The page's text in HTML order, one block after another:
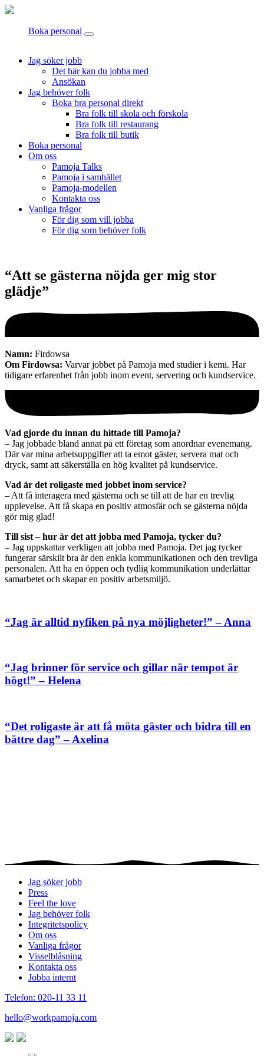
Boka personal
Jag söker jobb
Det här kan du jobba med
Ansökan
Jag behöver folk
Boka bra personal direkt
Bra folk till skola och förskola
Bra folk till restaurang
Bra folk till butik
Boka personal
Om oss
Pamoja Talks
Pamoja i samhället
Pamoja-modellen
Kontakta oss
Vanliga frågor
För dig som vill jobba
För dig som behöver folk
“Att se gästerna nöjda ger mig stor
glädje”
Namn: Firdowsa
Om Firdowsa: Varvar jobbet på Pamoja med studier i kemi. Har
tidigare erfarenhet från jobb inom event, servering och kundservice.
Vad gjorde du innan du hittade till Pamoja?
– Jag jobbade bland annat på ett företag som anordnar evenemang.
Där var mina arbetsuppgifter att ta emot gäster, servera mat och
dryck, samt att säkerställa en hög kvalitet på kundservice.
Vad är det roligaste med jobbet inom service?
– Att få interagera med gästerna och se till att de har en trevlig
upplevelse. Att få skapa en positiv atmosfär och se gästerna nöjda
gör mig glad!
Till sist – hur är det att jobba med Pamoja, tycker du?
– Jag uppskattar verkligen att jobba med Pamoja. Det jag tycker
fungerar särskilt bra är den enkla kommunikationen och den trevliga
personalen. Att ha en öppen och tydlig kommunikation underlättar
samarbetet och skapar en positiv arbetsmiljö.
“Jag är alltid nyfiken på nya möjligheter!” – Anna
“Jag brinner för service och gillar när tempot är
högt!” – Helena
“Det roligaste är att få möta gäster och bidra till en
bättre dag” – Axelina
Jag söker jobb
Press
Feel the love
Jag behöver folk
Integritetspolicy
Om oss
Vanliga frågor
Visselblåsning
Kontakta oss
Jobba internt
Telefon: 020-11 33 11
hello@workpamoja.com